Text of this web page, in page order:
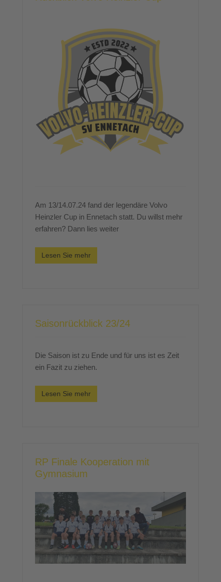
Am 13/14.07.24 fand der legendäre Volvo
Heinzler Cup in Ennetach statt. Du willst mehr
erfahren? Dann lies weiter
Lesen Sie mehr
Saisonrückblick 23/24
Die Saison ist zu Ende und für uns ist es Zeit
ein Fazit zu ziehen.
Lesen Sie mehr
RP Finale Kooperation mit
Gymnasium